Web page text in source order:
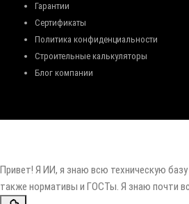
Гарантии
Сертификаты
Политика конфиденциальности
Строительные калькуляторы
Блог компании
Привет! Я ИИ, я знаю всю техническую базу
также нормативы и ГОСТы. Я знаю почти